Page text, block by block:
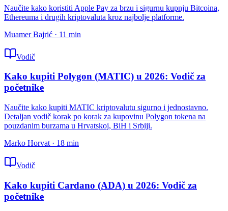
Naučite kako koristiti Apple Pay za brzu i sigurnu kupnju Bitcoina,
Ethereuma i drugih kriptovaluta kroz najbolje platforme.
Muamer Bajrić · 11 min
Vodič
Kako kupiti Polygon (MATIC) u 2026: Vodič za
početnike
Naučite kako kupiti MATIC kriptovalutu sigurno i jednostavno.
Detaljan vodič korak po korak za kupovinu Polygon tokena na
pouzdanim burzama u Hrvatskoj, BiH i Srbiji.
Marko Horvat · 18 min
Vodič
Kako kupiti Cardano (ADA) u 2026: Vodič za
početnike